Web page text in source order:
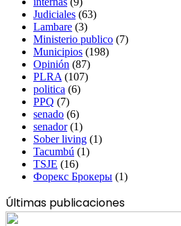
Judiciales (63)
Lambare (3)
Ministerio publico (7)
Municipios (198)
Opinión (87)
PLRA (107)
politica (6)
PPQ (7)
senado (6)
senador(1)
Sober living (1)
Tacumbú (1)
TSJE (16)
Форекс Брокеры (1)
Últimas publicaciones